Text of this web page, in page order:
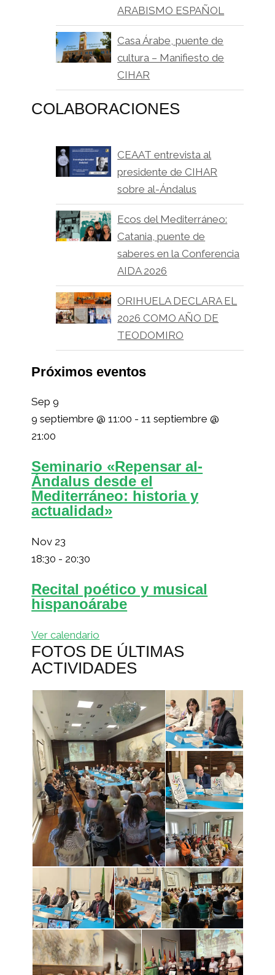
ARABISMO ESPAÑOL
Casa Árabe, puente de
cultura – Manifiesto de
CIHAR
COLABORACIONES
CEAAT entrevista al
presidente de CIHAR
sobre al-Ándalus
Ecos del Mediterráneo:
Catania, puente de
saberes en la Conferencia
AIDA 2026
ORIHUELA DECLARA EL
2026 COMO AÑO DE
TEODOMIRO
Próximos eventos
Sep9
9 septiembre @ 11:00 -11 septiembre @
21:00
Seminario «Repensar al-
Ándalus desde el
Mediterráneo: historia y
actualidad»
Nov 23
18:30 - 20:30
Recital poético y musical
hispanoárabe
Ver calendario
FOTOS DE ÚLTIMAS
ACTIVIDADES